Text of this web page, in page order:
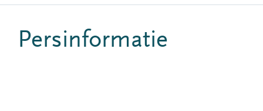
Persinformatie